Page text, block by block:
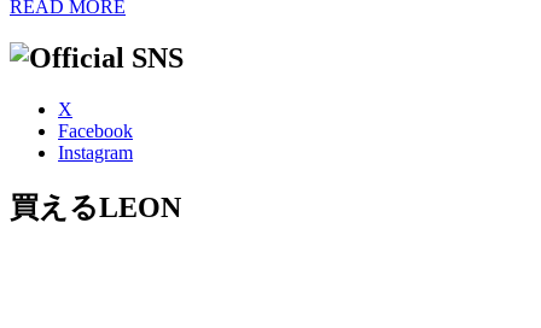
READ MORE
X
Facebook
Instagram
買えるLEON